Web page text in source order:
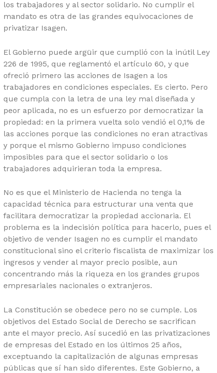
los trabajadores y al sector solidario. No cumplir el
mandato es otra de las grandes equivocaciones de
privatizar Isagen.
El Gobierno puede argüir que cumplió con la inútil Ley
226 de 1995, que reglamentó el artículo 60, y que
ofreció primero las acciones de Isagen a los
trabajadores en condiciones especiales. Es cierto. Pero
que cumpla con la letra de una ley mal diseñada y
peor aplicada, no es un esfuerzo por democratizar la
propiedad: en la primera vuelta solo vendió el 0,1% de
las acciones porque las condiciones no eran atractivas
y porque el mismo Gobierno impuso condiciones
imposibles para que el sector solidario o los
trabajadores adquirieran toda la empresa.
No es que el Ministerio de Hacienda no tenga la
capacidad técnica para estructurar una venta que
facilitara democratizar la propiedad accionaria. El
problema es la indecisión política para hacerlo, pues el
objetivo de vender Isagen no es cumplir el mandato
constitucional sino el criterio fiscalista de maximizar los
ingresos y vender al mayor precio posible, aun
concentrando más la riqueza en los grandes grupos
empresariales nacionales o extranjeros.
La Constitución se obedece pero no se cumple. Los
objetivos del Estado Social de Derecho se sacrifican
ante el mayor precio. Así sucedió en las privatizaciones
de empresas del Estado en los últimos 25 años,
exceptuando la capitalización de algunas empresas
públicas que sí han sido diferentes. Este Gobierno, a